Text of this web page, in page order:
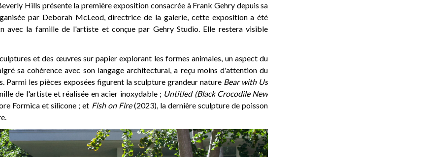
Hills présente la première exposition consacrée à Frank Gehry depuis sa
par Deborah McLeod, directrice de la galerie, cette exposition a été
avec la famille de l'artiste et conçue par Gehry Studio. Elle restera visible
et des œuvres sur papier explorant les formes animales, un aspect du
sa cohérence avec son langage architectural, a reçu moins d'attention du
Parmi les pièces exposées figurent la sculpture grandeur nature Bear with Us
de l'artiste et réalisée en acier inoxydable ; Untitled (Black Crocodile New
Formica et silicone ; et Fish on Fire(2023), la dernière sculpture de poisson